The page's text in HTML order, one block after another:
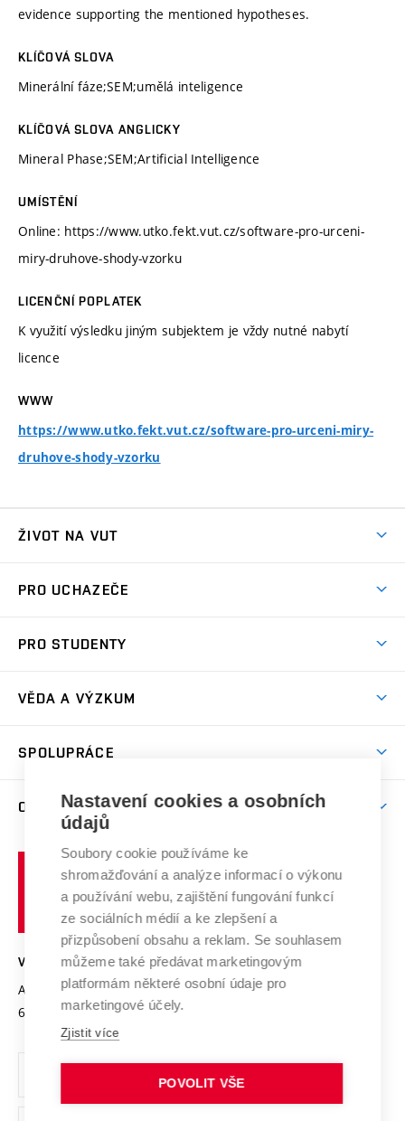
evidence supporting the mentioned hypotheses.
KLÍČOVÁ SLOVA
Minerální fáze;SEM;umělá inteligence
KLÍČOVÁ SLOVA ANGLICKY
Mineral Phase;SEM;Artificial Intelligence
UMÍSTĚNÍ
Online: https://www.utko.fekt.vut.cz/software-pro-urceni-
miry-druhove-shody-vzorku
LICENČNÍ POPLATEK
K využití výsledku jiným subjektem je vždy nutné nabytí
licence
WWW
https://www.utko.fekt.vut.cz/software-pro-urceni-miry-
druhove-shody-vzorku
ŽIVOT NA VUT
Koleje
Sport na VUT
Brno
PRO UCHAZEČE
Dny otevřených dveří
Celoživotní vzdělávání
E-přihláška
PRO STUDENTY
Harmonogram akademického roku
Závěrečné práce
Doktorské studium
Zpracování osobních údajů studentů
Sociální bezpečí
Studium bez bariér
Podpora podnikání
VĚDA A VÝZKUM
Mezinárodní vědecká rada
Systém zajišťování kvality výzkumu
Výzkumné infrastruktury
Transfer znalostí
Open Science
Projekty
Projekty ze strukturálních fondů
Specifický výzkum
SPOLUPRÁCE
Zahraniční spolupráce
Spolupráce se školami
Služby univerzity
Mezinárodní dohody
Univerzitní sítě
O UNIVERZITĚ
Profil univerzity
Udržitelná univerzita
Podnikavá univerzita / ContriBUTe
Bezpečná univerzita
Vyznamenání
Organizační struktura
Ochrana osobních údajů
učení
technické
VYSOKÉ UČENÍ TECHNICKÉ V BRNĚ
Antonínská 548/1
602 00 Brno
www.vut.cz
vut@vutbr.cz
Nastavení cookies a osobních
údajů
Soubory cookie používáme ke
shromažďování a analýze informací o výkonu
a používání webu, zajištění fungování funkcí
ze sociálních médií a ke zlepšení a
přizpůsobení obsahu a reklam. Se souhlasem
můžeme také předávat marketingovým
platformám některé osobní údaje pro
marketingové účely.
Zjistit více
POVOLIT VŠE